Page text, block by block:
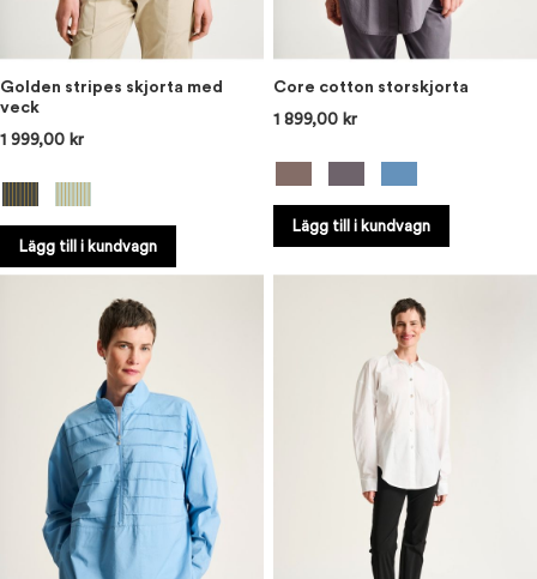
Golden stripes skjorta med
veck
1 999,00 kr
Lägg till i kundvagn
Core cotton storskjorta
1 899,00 kr
Lägg till i kundvagn